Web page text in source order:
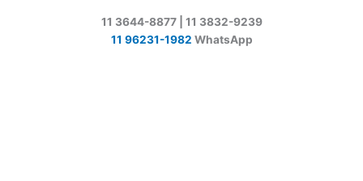
11 3644-8877 | 11 3832-9239
11 96231-1982 WhatsApp